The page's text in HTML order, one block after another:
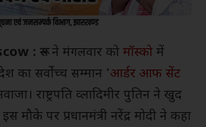
: रूस ने मंगलवार को मॉस्को में
का सर्वोच्च सम्मान ‘आर्डर आफ सेंट
राष्ट्रपति व्लादिमीर पुतिन ने खुद
मौके पर प्रधानमंत्री नरेंद्र मोदी ने कहा